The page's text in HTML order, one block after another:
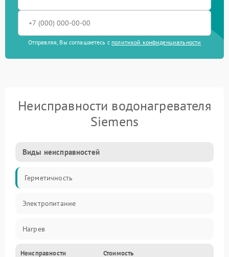
Отправляя, Вы соглашаетесь с политикой конфиденциальности
Неисправности водонагревателя
Siemens
Виды неисправностей
Герметичность
Электропитание
Нагрев
Датчики
Неисправности Стоимость